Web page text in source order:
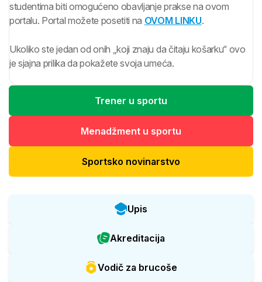
studentima biti omogućeno obavljanje prakse na ovom
portalu. Portal možete posetiti na OVOM LINKU.
Ukoliko ste jedan od onih „koji znaju da čitaju košarku“ ovo
je sjajna prilika da pokažete svoja umeća.
Trener u sportu
Menadžment u sportu
Sportsko novinarstvo
Upis
Akreditacija
Vodič za brucoše